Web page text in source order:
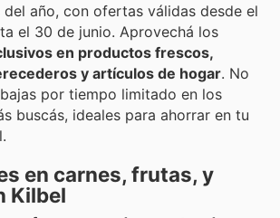
del año, con ofertas válidas desde el
el 30 de junio. Aprovechá los
en productos frescos,
y artículos de hogar. No
por tiempo limitado en los
buscás, ideales para ahorrar en tu
en carnes, frutas, y
Kilbel